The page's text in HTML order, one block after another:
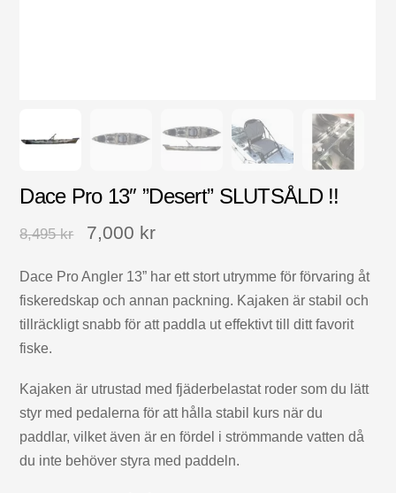
Dace Pro 13″ ”Desert” SLUTSÅLD !!
8,495kr 7,000 kr
Dace Pro Angler 13” har ett stort utrymme för förvaring åt
fiskeredskap och annan packning. Kajaken är stabil och
tillräckligt snabb för att paddla ut effektivt till ditt favorit
fiske.
Kajaken är utrustad med fjäderbelastat roder som du lätt
styr med pedalerna för att hålla stabil kurs när du
paddlar, vilket även är en fördel i strömmande vatten då
du inte behöver styra med paddeln.